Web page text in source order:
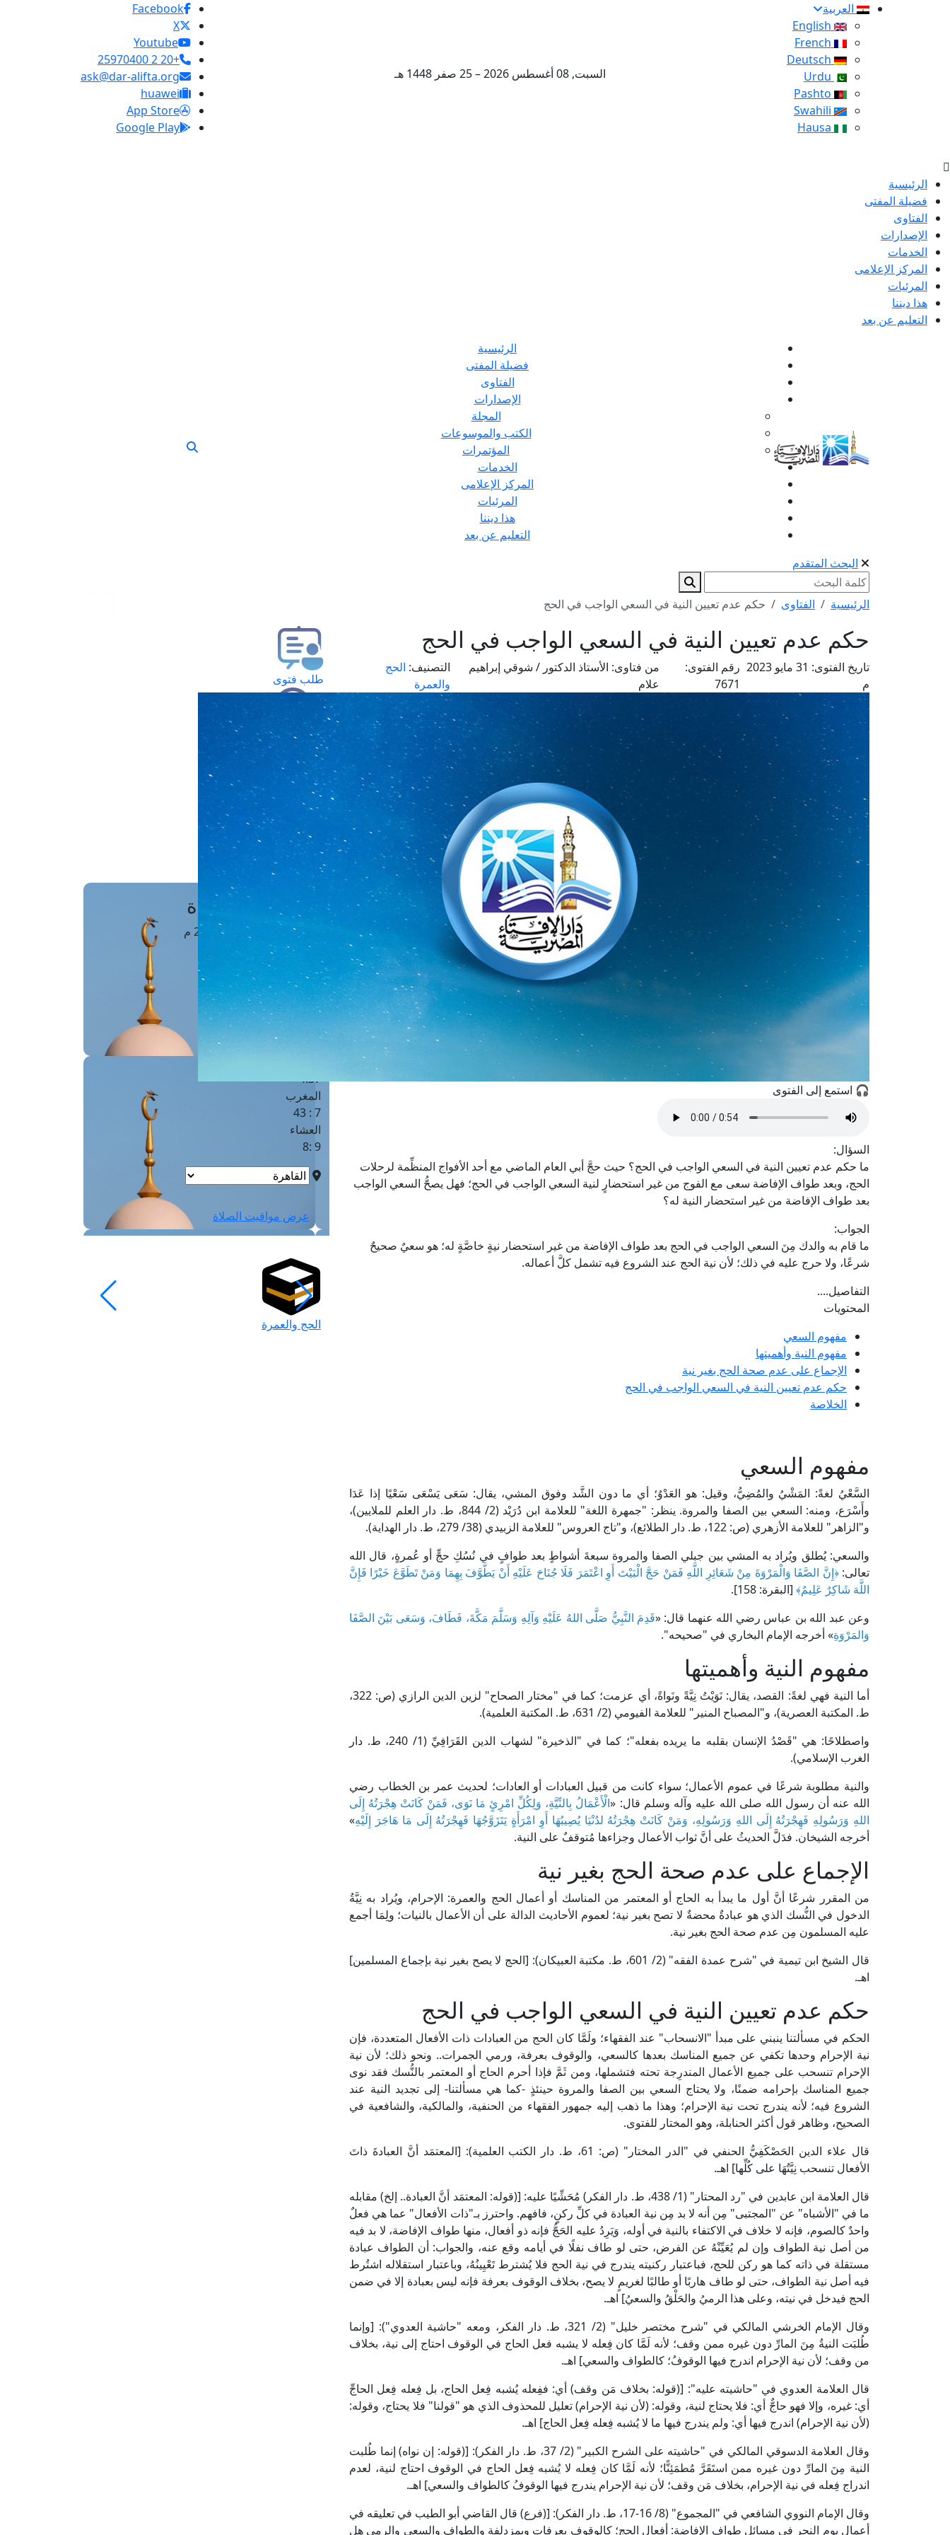
العربية
السبت, 08 أغسطس 2026 – 25 صفر 1448 هـ
Facebook
X
Youtube
+20 2 25970400
ask@dar-alifta.org
huawei
App Store
Google Play
الرئيسية
فضيلة المفتى
الفتاوى
الإصدارات
الخدمات
المركز الإعلامى
المرئيات
هذا ديننا
التعليم عن بعد
الرئيسية
فضيلة المفتى
الفتاوى
الإصدارات
المجلة
الكتب والموسوعات
المؤتمرات
الخدمات
المركز الإعلامى
المرئيات
هذا ديننا
التعليم عن بعد
البحث المتقدم
الرئيسية الفتاوى حكم عدم تعيين النية في السعي الواجب في الحج
حكم عدم تعيين النية في السعي الواجب في الحج
تاريخ الفتوى:
31 مايو 2023
م
رقم الفتوى:
7671
من فتاوى: الأستاذ الدكتور / شوقي إبراهيم
علام
التصنيف: الحج
والعمرة
🎧 استمع إلى الفتوى
السؤال:
ما حكم عدم تعيين النية في السعي الواجب في الحج؟ حيث حجَّ أبي العام الماضي مع أحد الأفواج المنظِّمة لرحلات
الحج، وبعد طواف الإفاضة سعى مع الفوج من غير استحضارٍ لنية السعي الواجب في الحج؛ فهل يصحُّ السعي الواجب
بعد طواف الإفاضة من غير استحضار النية له؟
الجواب:
ما قام به والدك مِنَ السعي الواجب في الحج بعد طواف الإفاضة من غير استحضار نيةٍ خاصَّةٍ له؛ هو سعيٌ صحيحٌ
شرعًا، ولا حرج عليه في ذلك؛ لأن نية الحج عند الشروع فيه تشمل كلَّ أعماله.
التفاصيل....
المحتويات
مفهوم السعي
مفهوم النية وأهميتها
الإجماع على عدم صحة الحج بغير نية
حكم عدم تعيين النية في السعي الواجب في الحج
الخلاصة
مفهوم السعي
السَّعْيُ لغةً: المَشْيُ والمُضِيُّ، وقيل: هو العَدْوُ؛ أي ما دون الشَّد وفوق المشي، يقال: سَعَى يَسْعَى سَعْيًا إذا عَدَا
وأَسْرَع، ومنه: السعي بين الصفا والمروة. ينظر: "جمهرة اللغة" للعلامة ابن دُرَيْد (2/ 844، ط. دار العلم للملايين)،
و"الزاهر" للعلامة الأزهري (ص: 122، ط. دار الطلائع)، و"تاج العروس" للعلامة الزبيدي (38/ 279، ط. دار الهداية).
والسعي: يُطلق ويُراد به المشي بين جبلي الصفا والمروة سبعةَ أشواطٍ بعد طوافٍ في نُسُكِ حجٍّ أو عُمرةٍ، قال الله
تعالى:﴿إِنَّ الصَّفَا وَالْمَرْوَةَ مِنْ شَعَائِرِ اللَّهِ فَمَنْ حَجَّ الْبَيْتَ أَوِ اعْتَمَرَ فَلَا جُنَاحَ عَلَيْهِ أَنْ يَطَّوَّفَ بِهِمَا وَمَنْ تَطَوَّعَ خَيْرًا فَإِنَّ
اللَّهَ شَاكِرٌ عَلِيمٌ﴾ [البقرة: 158].
وعن عبد الله بن عباس رضي الله عنهما قال: «قَدِمَ النَّبِيُّ صَلَّى اللهُ عَلَيْهِ وَآلِهِ وَسَلَّمَ مَكَّةَ، فَطَافَ، وَسَعَى بَيْنَ الصَّفَا
وَالمَرْوَةِ» أخرجه الإمام البخاري في "صحيحه".
مفهوم النية وأهميتها
أما النية فهي لغةً: القصد، يقال: نَوَيْتُ نِيَّةً ونَواةً، أي عزمت؛ كما في "مختار الصحاح" لزين الدين الرازي (ص: 322،
ط. المكتبة العصرية)، و"المصباح المنير" للعلامة الفيومي (2/ 631، ط. المكتبة العلمية).
واصطلاحًا: هي "قَصْدُ الإنسان بقلبه ما يريده بفعله"؛ كما في "الذخيرة" لشهاب الدين القَرَافِيِّ (1/ 240، ط. دار
الغرب الإسلامي).
والنية مطلوبة شرعًا في عموم الأعمال؛ سواء كانت من قبيل العبادات أو العادات؛ لحديث عمر بن الخطاب رضي
الله عنه أن رسول الله صلى الله عليه وآله وسلم قال: «الْأَعْمَالُ بِالنِّيَّةِ، وَلِكُلِّ امْرِئٍ مَا نَوَى، فَمَنْ كَانَتْ هِجْرَتُهُ إِلَى
اللهِ وَرَسُولِهِ فَهِجْرَتُهُ إِلَى اللهِ وَرَسُولِهِ، وَمَنْ كَانَتْ هِجْرَتُهُ لدُنْيَا يُصِيبُهَا أَوِ امْرَأَةٍ يَتَزَوَّجُهَا فَهِجْرَتُهُ إِلَى مَا هَاجَرَ إِلَيْهِ»
أخرجه الشيخان. فدَلَّ الحديثُ على أنَّ ثواب الأعمال وجزاءها مُتوقفٌ على النية.
الإجماع على عدم صحة الحج بغير نية
من المقرر شرعًا أنَّ أول ما يبدأ به الحاج أو المعتمر من المناسك أو أعمال الحج والعمرة: الإحرام، ويُراد به نِيَّةُ
الدخول في النُّسك الذي هو عبادةٌ محضةٌ لا تصح بغير نية؛ لعموم الأحاديث الدالة على أن الأعمال بالنيات؛ ولِمَا أجمع
عليه المسلمون مِن عدم صحة الحج بغير نية.
قال الشيخ ابن تيمية في "شرح عمدة الفقه" (2/ 601، ط. مكتبة العبيكان): [الحج لا يصح بغير نية بإجماع المسلمين]
اهـ.
حكم عدم تعيين النية في السعي الواجب في الحج
الحكم في مسألتنا ينبني على مبدأ "الانسحاب" عند الفقهاء؛ ولَمَّا كان الحج من العبادات ذات الأفعال المتعددة، فإن
نية الإحرام وحدها تكفي عن جميع المناسك بعدها كالسعي، والوقوف بعرفة، ورمي الجمرات.. ونحو ذلك؛ لأن نية
الإحرام تنسحب على جميع الأعمال المندرِجة تحته فتشملها، ومن ثَمَّ فإذا أحرم الحاج أو المعتمر بالنُّسك فقد نوى
جميع المناسك بإحرامه ضمنًا، ولا يحتاج السعي بين الصفا والمروة حينئذٍ -كما هي مسألتنا- إلى تجديد النية عند
الشروع فيه؛ لأنه يندرج تحت نية الإحرام؛ وهذا ما ذهب إليه جمهور الفقهاء من الحنفية، والمالكية، والشافعية في
الصحيح، وظاهر قول أكثر الحنابلة، وهو المختار للفتوى.
قال علاء الدين الحَصْكَفِيُّ الحنفي في "الدر المختار" (ص: 61، ط. دار الكتب العلمية): [المعتمَد أنَّ العبادةَ ذاتَ
الأفعال تنسحب نِيَّتُهَا على كُلِّها] اهـ.
قال العلامة ابن عابدين في "رد المحتار" (1/ 438، ط. دار الفكر) مُحَشِّيًا عليه: [(قوله: المعتمَد أنَّ العبادة.. إلخ) مقابله
ما في "الأشباه" عن "المجتبى" مِن أنه لا بد مِن نية العبادة في كلِّ ركنٍ، فافهم. واحترز بـ"ذات الأفعال" عما هي فعلٌ
واحدٌ كالصوم، فإنه لا خلاف في الاكتفاء بالنية في أوله، وَيَرِدُ عليه الحَجُّ فإنه ذو أفعال، منها طواف الإفاضة، لا بد فيه
من أصل نية الطواف وإن لم يُعَيِّنْهُ عن الفرض، حتى لو طاف نفلًا في أيامه وقع عنه، والجواب: أن الطواف عبادة
مستقلة في ذاته كما هو ركن للحج، فباعتبار ركنيته يندرج في نية الحج فلا يُشترط تَعْيِينُهُ، وباعتبار استقلاله اشتُرط
فيه أصل نية الطواف، حتى لو طاف هاربًا أو طالبًا لغريمٍ لا يصح، بخلاف الوقوف بعرفة فإنه ليس بعبادة إلا في ضمن
الحج فيدخل في نيته، وعلى هذا الرميُ والحَلْقُ والسعيُ] اهـ.
وقال الإمام الخرشي المالكي في "شرح مختصر خليل" (2/ 321، ط. دار الفكر، ومعه "حاشية العدوي"): [وإنما
طُلبَت النيةُ مِنَ المارِّ دون غيره ممن وقف؛ لأنه لَمَّا كان فِعله لا يشبه فعل الحاج في الوقوف احتاج إلى نية، بخلاف
من وقف؛ لأن نية الإحرام اندرج فيها الوقوفُ؛ كالطواف والسعي] اهـ.
قال العلامة العدوي في "حاشيته عليه": [(قوله: بخلاف مَن وقف) أي: ففِعله يُشبه فِعل الحاج، بل فِعله فِعل الحاجِّ
أي: غيره، وإلا فهو حاجٌّ أي: فلا يحتاج لنية، وقوله: (لأن نية الإحرام) تعليل للمحذوف الذي هو "قولنا" فلا يحتاج، وقوله:
(لأن نية الإحرام) اندرج فيها أي: ولم يندرج فيها ما لا يُشبه فِعله فِعل الحاج] اهـ.
وقال العلامة الدسوقي المالكي في "حاشيته على الشرح الكبير" (2/ 37، ط. دار الفكر): [(قوله: إن نواه) إنما طُلبت
النية مِنَ المارِّ دون غيره ممن استَقَرَّ مُطمَئِنًّا؛ لأنه لَمَّا كان فِعله لا يُشبه فِعل الحاج في الوقوف احتاج لنية، لعدم
اندراج فِعله في نية الإحرام، بخلاف مَن وقف؛ لأن نية الإحرام يندرج فيها الوقوفُ كالطواف والسعي] اهـ.
وقال الإمام النووي الشافعي في "المجموع" (8/ 16-17، ط. دار الفكر): [(فرع) قال القاضي أبو الطيب في تعليقه في
أعمال يوم النحر في مسائل طواف الإفاضة: أفعال الحج؛ كالوقوف بعرفات وبمزدلفة والطواف والسعي والرمي هل
طلب فتوى
استعلام عن فتوى
حجز موعد
الفتوى الهاتفية
مَواقِيتُ الصَّـــلاة
القاهرة · 08 أغسطس 2026 م
4 :42
الشروق
6 :18
4:37
المغرب
7 : 43
العشاء
9 :8
عرض مواقيت الصلاة
الحج والعمرة